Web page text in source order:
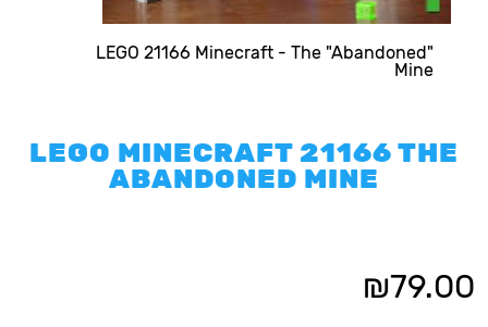
LEGO 21166 Minecraft - The "Abandoned"
Mine
LEGO MINECRAFT 21166 THE
ABANDONED MINE
₪79.00